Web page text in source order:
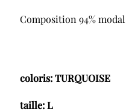
Composition 94%
coloris: TURQUOISE
taille: L